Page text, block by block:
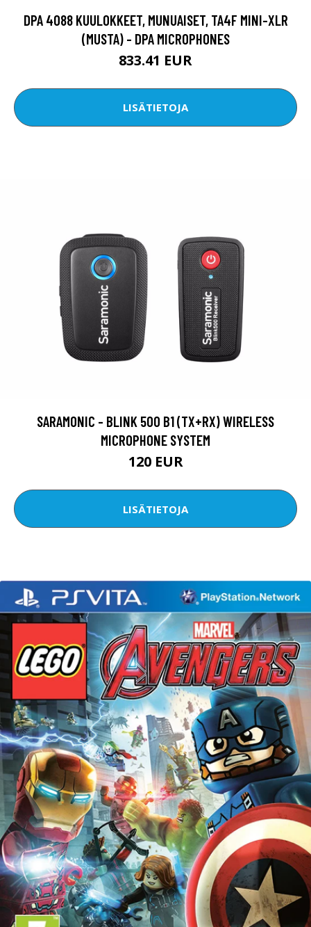
DPA 4088 KUULOKKEET, MUNUAISET, TA4F MINI-XLR
(MUSTA) - DPA MICROPHONES
833.41 EUR
LISÄTIETOJA
SARAMONIC - BLINK 500 B1 (TX+RX) WIRELESS
MICROPHONE SYSTEM
120 EUR
LISÄTIETOJA